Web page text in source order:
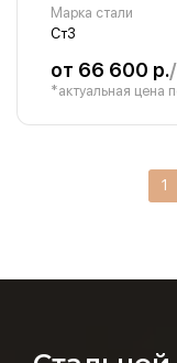
Марка стали
Ст3
от 66 600 р.
*актуальная цена
1